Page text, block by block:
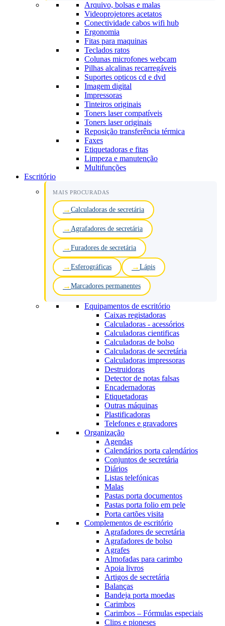
Arquivo, bolsas e malas
Videoprojetores acetatos
Conectividade cabos wifi hub
Ergonomia
Fitas para maquinas
Teclados ratos
Colunas microfones webcam
Pilhas alcalinas recarregáveis
Suportes opticos cd e dvd
Imagem digital
Impressoras
Tinteiros originais
Toners laser compatíveis
Toners laser originais
Reposição transferência térmica
Faxes
Etiquetadoras e fitas
Limpeza e manutenção
Multifunções
Escritório
MAIS PROCURADAS
Calculadoras de secretária
Agrafadores de secretária
Furadores de secretária
Esferográficas Lápis
Marcadores permanentes
Equipamentos de escritório
Caixas registadoras
Calculadoras - acessórios
Calculadoras cientificas
Calculadoras de bolso
Calculadoras de secretária
Calculadoras impressoras
Destruidoras
Detector de notas falsas
Encadernadoras
Etiquetadoras
Outras máquinas
Plastificadoras
Telefones e gravadores
Organização
Agendas
Calendários porta calendários
Conjuntos de secretária
Diários
Listas telefónicas
Malas
Pastas porta documentos
Pastas porta folio em pele
Porta cartões visita
Complementos de escritório
Agrafadores de secretária
Agrafadores de bolso
Agrafes
Almofadas para carimbo
Apoia livros
Artigos de secretária
Balanças
Bandeja porta moedas
Carimbos
Carimbos – Fórmulas especiais
Clips e pioneses